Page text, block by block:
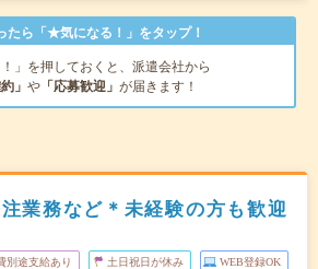
たら「★気になる！」をタップ！
！」を押しておくと、派遣会社から
」 や 「応募歓迎」 が届きます！
業務など＊未経験の方も歓迎
別途支給あり 土日祝日が休み WEB登録OK